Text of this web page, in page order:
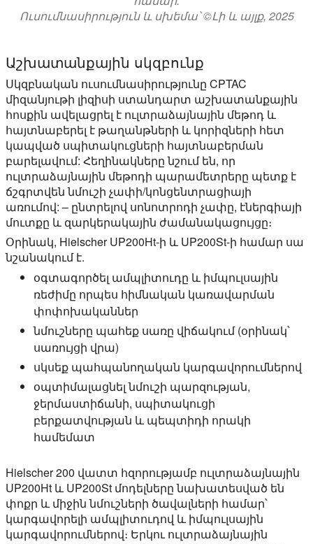
Ուսումնասիրություն և սխեմա՝ ©Լի և այլք, 2025
Աշխատանքային սկզբունք
Սկզբնական ուսումնասիրությունը CPTAC
միզանյութի լիզիսի ստանդարտ աշխատանքային
հոսքին ավելացրել է ուլտրաձայնային մեթոդ և
հայտնաբերել է թաղանթների և կորիզների հետ
կապված սպիտակուցների հայտնաբերման
բարելավում: Հեղինակները նշում են, որ
ուլտրաձայնային մեթոդի պարամետրերը պետք է
ճշգրտվեն նմուշի չափի/կոնցենտրացիայի
առումով: – ընտրելով սոնոտրոդի չափը, էներգիայի
մուտքը և զարկերակային ժամանակացույցը։
Օրինակ, Hielscher UP200Ht-ի և UP200St-ի համար սա
նշանակում է.
օգտագործել ամպլիտուդը և իմպուլսային
ռեժիմը որպես հիմնական կառավարման
փոփոխականներ
նմուշները պահեք սառը վիճակում (օրինակ՝
սառույցի վրա)
սկսեք պահպանողական կարգավորումներով
օպտիմալացնել նմուշի պարզության,
ջերմաստիճանի, սպիտակուցի
բերքատվության և պեպտիդի որակի
համեմատ
Hielscher 200 վատտ հզորությամբ ուլտրաձայնային
UP200Ht և UP200St մոդելները նախատեսված են
փոքր և միջին նմուշների ծավալների համար՝
կարգավորելի ամպլիտուդով և իմպուլսային
կարգավորումներով։ Երկու ուլտրաձայնային